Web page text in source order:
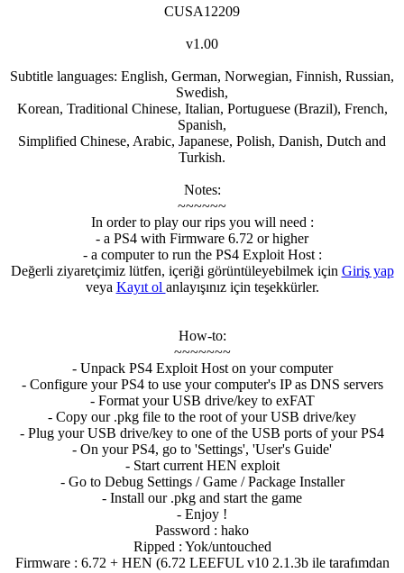
CUSA12209
v1.00
Subtitle languages: English, German, Norwegian, Finnish, Russian,
Swedish,
Korean, Traditional Chinese, Italian, Portuguese (Brazil), French,
Spanish,
Simplified Chinese, Arabic, Japanese, Polish, Danish, Dutch and
Turkish.
Notes:
~~~~~~
In order to play our rips you will need :
- a PS4 with Firmware 6.72 or higher
- a computer to run the PS4 Exploit Host :
Değerli ziyaretçimiz lütfen, içeriği görüntüleyebilmek için Giriş yap
veya Kayıt ol anlayışınız için teşekkürler.
How-to:
~~~~~~~
- Unpack PS4 Exploit Host on your computer
- Configure your PS4 to use your computer's IP as DNS servers
- Format your USB drive/key to exFAT
- Copy our .pkg file to the root of your USB drive/key
- Plug your USB drive/key to one of the USB ports of your PS4
- On your PS4, go to 'Settings', 'User's Guide'
- Start current HEN exploit
- Go to Debug Settings / Game / Package Installer
- Install our .pkg and start the game
- Enjoy !
Password : hako
Ripped : Yok/untouched
Firmware : 6.72 + HEN (6.72 LEEFUL v10 2.1.3b ile tarafımdan